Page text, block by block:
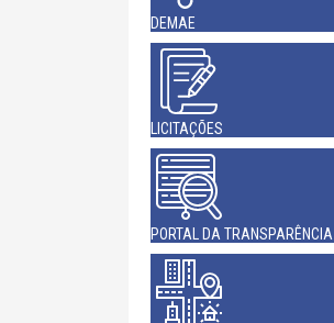
DEMAE
LICITAÇÕES
PORTAL DA TRANSPARÊNCIA